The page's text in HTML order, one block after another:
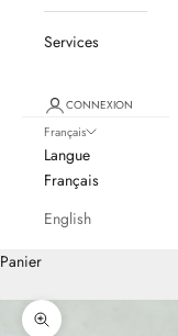
Services
CONNEXION
Français
Langue
Français
English
Panier
Zoomer sur l'image